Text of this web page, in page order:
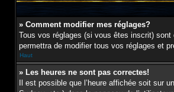
» Comment modifier mes réglages?
Tous vos réglages (si vous êtes inscrit)
permettra de modifier tous vos réglages et
Haut
» Les heures ne sont pas correctes!
Il est possible que l’heure affichée soit sur